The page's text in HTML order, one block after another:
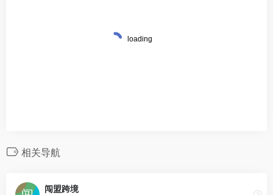
相关导航
闯盟跨境